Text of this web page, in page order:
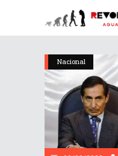
Nacional